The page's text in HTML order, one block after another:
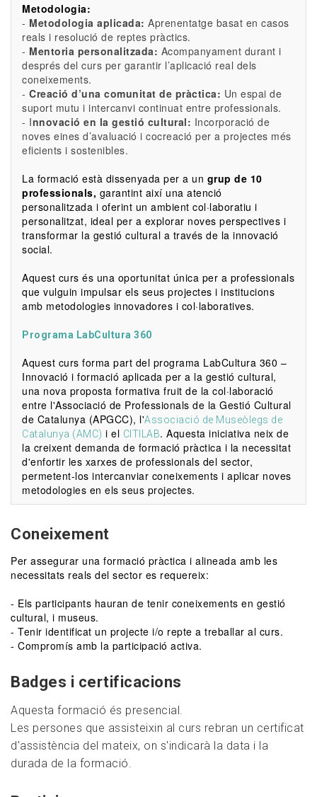
Metodologia:
- Metodologia aplicada: Aprenentatge basat en casos
reals i resolució de reptes pràctics.
- Mentoria personalitzada: Acompanyament durant i
després del curs per garantir l’aplicació real dels
coneixements.
- Creació d’una comunitat de pràctica: Un espai de
suport mutu i intercanvi continuat entre professionals.
- Innovació en la gestió cultural: Incorporació de
noves eines d’avaluació i cocreació per a projectes més
eficients i sostenibles.
La formació està dissenyada per a un grup de 10
professionals, garantint així una atenció
personalitzada i oferint un ambient col·laboratiu i
personalitzat, ideal per a explorar noves perspectives i
transformar la gestió cultural a través de la innovació
social.
Aquest curs és una oportunitat única per a professionals
que vulguin impulsar els seus projectes i institucions
amb metodologies innovadores i col·laboratives.
Programa LabCultura 360
Aquest curs forma part del programa LabCultura 360 –
Innovació i formació aplicada per a la gestió cultural,
una nova proposta formativa fruit de la col·laboració
entre l'Associació de Professionals de la Gestió Cultural
de Catalunya (APGCC), l'Associació de Museòlegs de
Catalunya (AMC) i el CITILAB. Aquesta iniciativa neix de
la creixent demanda de formació pràctica i la necessitat
d'enfortir les xarxes de professionals del sector,
permetent-los intercanviar coneixements i aplicar noves
metodologies en els seus projectes.
Coneixement
Per assegurar una formació pràctica i alineada amb les
necessitats reals del sector es requereix:
- Els participants hauran de tenir coneixements en gestió
cultural, i museus.
- Tenir identificat un projecte i/o repte a treballar al curs.
- Compromís amb la participació activa.
Badges i certificacions
Aquesta formació és presencial.
Les persones que assisteixin al curs rebran un certificat
d'assistència del mateix, on s'indicarà la data i la
durada de la formació.